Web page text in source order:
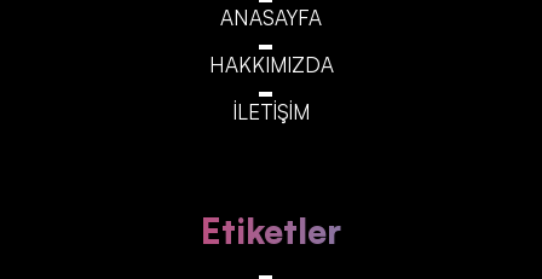
ANASAYFA
HAKKIMIZDA
İLETİŞİM
Etiketler